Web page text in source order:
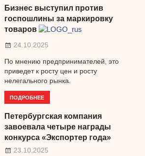
Бизнес выступил против
госпошлины за маркировку
товаров
24.10.2025
По мнению предпринимателей, это
приведет к росту цен и росту
нелегального рынка.
ПОДРОБНЕЕ
Петербургская компания
завоевала четыре награды
конкурса «Экспортер года»
23.10.2025